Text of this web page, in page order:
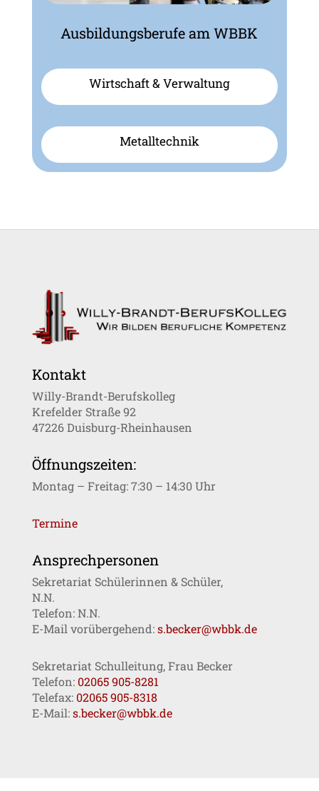
Ausbildungsberufe am WBBK
Wirtschaft & Verwaltung
Metalltechnik
Kontakt
Willy-Brandt-Berufskolleg
Krefelder Straße 92
47226 Duisburg-Rheinhausen
Öffnungszeiten:
Montag – Freitag: 7:30 – 14:30 Uhr
Termine
Ansprechpersonen
Sekretariat Schülerinnen & Schüler,
N.N.
Telefon: N.N.
E-Mail vorübergehend:s.becker@wbbk.de
Sekretariat Schulleitung, Frau Becker
Telefon: 02065 905-8281
Telefax: 02065 905-8318
E-Mail:s.becker@wbbk.de